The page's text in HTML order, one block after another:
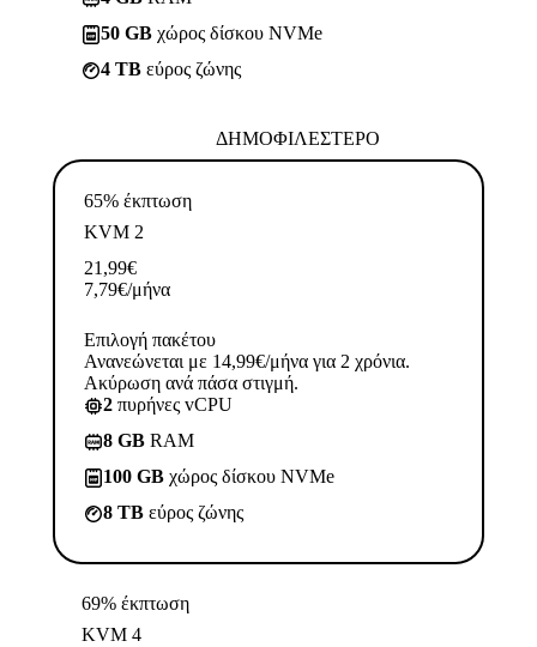
50 GB χώρος δίσκου NVMe
4 TB εύρος ζώνης
ΔΗΜΟΦΙΛΈΣΤΕΡΟ
65% έκπτωση
KVM 2
21,99€
7,79€/μήνα
Επιλογή πακέτου
Ανανεώνεται με 14,99€/μήνα για 2 χρόνια.
Ακύρωση ανά πάσα στιγμή.
2 πυρήνες vCPU
8 GB RAM
100 GB χώρος δίσκου NVMe
8 TB εύρος ζώνης
69% έκπτωση
KVM 4